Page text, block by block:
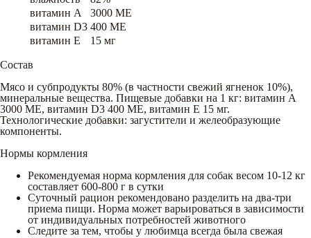
витамин A
3000 ME
витамин D3 400 ME
витамин E
15 мг
Состав
Мясо и субпродукты 80% (в частности свежий ягненок 10%),
минеральные вещества. Пищевые добавки на 1 кг: витамин А
3000 МЕ, витамин D3 400 МЕ, витамин Е 15 мг.
Технологические добавки: загустители и желеобразующие
компоненты.
Нормы кормления
Рекомендуемая норма кормления для собак весом 10-12 кг
составляет 600-800 г в сутки
Суточный рацион рекомендовано разделить на два-три
приема пищи. Норма может варьироваться в зависимости
от индивидуальных потребностей животного
Следите за тем, чтобы у любимца всегда была свежая